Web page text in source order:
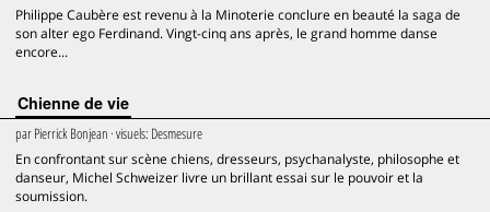
Philippe Caubère est revenu à la Minoterie conclure en beauté la saga de
son alter ego Ferdinand. Vingt-cinq ans après, le grand homme danse
encore...
Chienne de vie
parPierrick Bonjean · visuels: Desmesure
En confrontant sur scène chiens, dresseurs, psychanalyste, philosophe et
danseur, Michel Schweizer livre un brillant essai sur le pouvoir et la
soumission.